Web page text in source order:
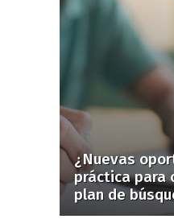
¿Nuevas
práctica para
plan de